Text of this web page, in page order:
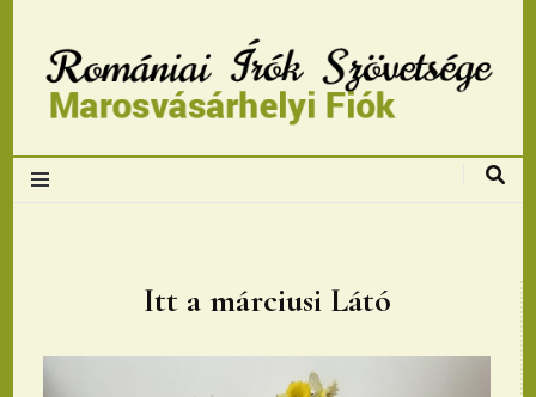
Romániai Írók
Marosvásárhelyi
fiok
Itt a márciusi Látó